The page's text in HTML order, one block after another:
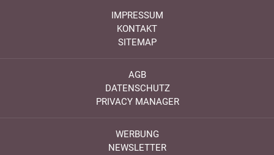
IMPRESSUM
KONTAKT
SITEMAP
AGB
DATENSCHUTZ
PRIVACY MANAGER
WERBUNG
NEWSLETTER